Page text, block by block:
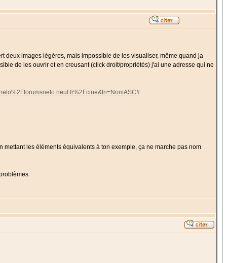
deux images lègères, mais impossible de les visualiser, même quand ja
de les ouvrir et en creusant (click droit/propriétés) j'ai une adresse qui ne
les éléments équivalents à ton exemple, ça ne marche pas nom